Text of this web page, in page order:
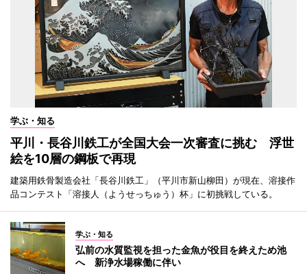
学ぶ・知る
平川・長谷川鉄工が全国大会一次審査に挑む 浮世
絵を10層の鋼板で再現
建築用鉄骨製造会社「長谷川鉄工」（平川市新山柳田）が現在、溶接作
品コンテスト「溶接人（ようせっちゅう）杯」に初挑戦している。
学ぶ・知る
弘前の水質監視を担った金魚が役目を終えため池
へ 新浄水場稼働に伴い